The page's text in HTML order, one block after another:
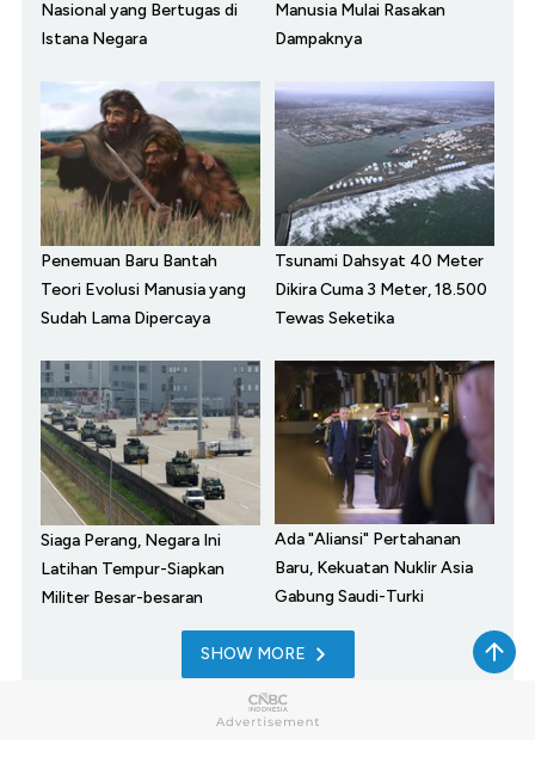
Nasional yang Bertugas di
Istana Negara
Manusia Mulai Rasakan
Dampaknya
Penemuan Baru Bantah
Teori Evolusi Manusia yang
Sudah Lama Dipercaya
Tsunami Dahsyat 40 Meter
Dikira Cuma 3 Meter, 18.500
Tewas Seketika
Siaga Perang, Negara Ini
Latihan Tempur-Siapkan
Militer Besar-besaran
Ada "Aliansi" Pertahanan
Baru, Kekuatan Nuklir Asia
Gabung Saudi-Turki
SHOW MORE